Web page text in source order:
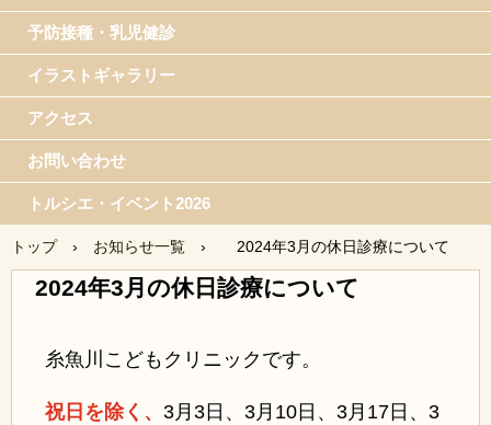
予防接種・乳児健診
イラストギャラリー
アクセス
お問い合わせ
トルシエ・イベント2026
トップ › お知らせ一覧 › 2024年3月の休日診療について
2024年3月の休日診療について
糸魚川こどもクリニックです。
祝日を除く、 3月3日、 3月10日、3月17日、3